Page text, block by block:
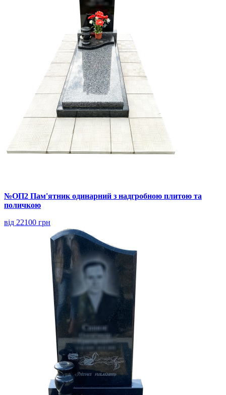
№ОП2 Пам'ятник одинарний з надгробною плитою та
поличкою
від 22100 грн